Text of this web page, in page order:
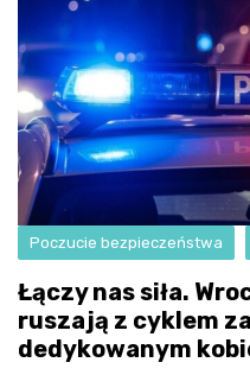
Poczucie bezpieczeństwa
Łączy nas siła.
ruszają z cyklem
dedykowanym